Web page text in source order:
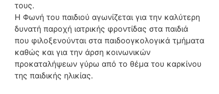
τους.
Η Φωνή του παιδιού αγωνίζεται για την καλύτερη
δυνατή παροχή ιατρικής φροντίδας στα παιδιά
που φιλοξενούνται στα παιδοογκολογικά τμήματα
καθώς και για την άρση κοινωνικών
προκαταλήψεων γύρω από το θέμα του καρκίνου
της παιδικής ηλικίας.